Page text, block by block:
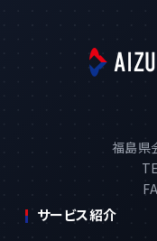
福島県
サービス紹介